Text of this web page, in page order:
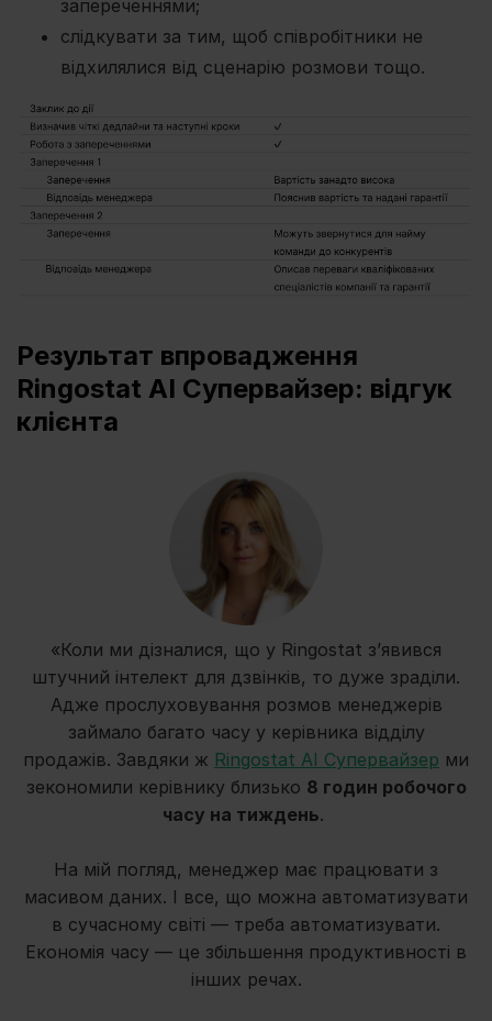
запереченнями;
слідкувати за тим, щоб співробітники не
відхилялися від сценарію розмови тощо.
Результат впровадження
Ringostat AI Супервайзер: відгук
клієнта
«Коли ми дізналися, що у Ringostat з’явився
штучний інтелект для дзвінків, то дуже зраділи.
Адже прослуховування розмов менеджерів
займало багато часу у керівника відділу
продажів. Завдяки ж Ringostat AI Супервайзер ми
зекономили керівнику близько 8 годин робочого
часу на тиждень.
На мій погляд, менеджер має працювати з
масивом даних. І все, що можна автоматизувати
в сучасному світі — треба автоматизувати.
Економія часу — це збільшення продуктивності в
інших речах.